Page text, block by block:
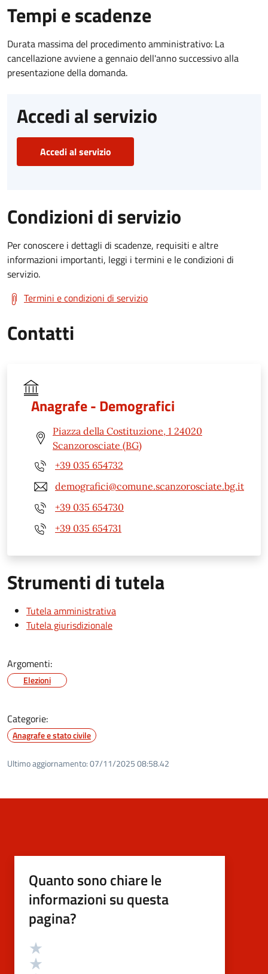
Tempi e scadenze
Durata massima del procedimento amministrativo: La
cancellazione avviene a gennaio dell'anno successivo alla
presentazione della domanda.
Accedi al servizio
Accedi al servizio
Condizioni di servizio
Per conoscere i dettagli di scadenze, requisiti e altre
informazioni importanti, leggi i termini e le condizioni di
servizio.
Termini e condizioni di servizio
Contatti
Anagrafe - Demografici
Piazza della Costituzione, 1 24020
Scanzorosciate (BG)
+39 035 654732
demografici@comune.scanzorosciate.bg.it
+39 035 654730
+39 035 654731
Strumenti di tutela
Tutela amministrativa
Tutela giurisdizionale
Argomenti:
Elezioni
Categorie:
Anagrafe e stato civile
Ultimo aggiornamento:07/11/2025 08:58.42
Quanto sono chiare le
informazioni su questa
pagina?
Valutazione